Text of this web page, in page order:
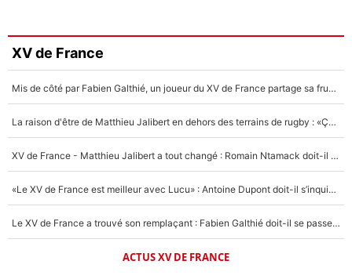
Faris Moumbagna
4%
Un autre joueur
5%
XV de France
Mis de côté par Fabien Galthié, un joueur du XV de France partage sa frustration : «ils ne me l’ont pas dit tout de suite»
La raison d'être de Matthieu Jalibert en dehors des terrains de rugby : «Ça m'atteint autant que si tu touches à un membre de ma famille»
XV de France - Matthieu Jalibert a tout changé : Romain Ntamack doit-il s’inquiéter pour sa place à un an de la Coupe du monde ?
«Le XV de France est meilleur avec Lucu» : Antoine Dupont doit-il s’inquiéter pour sa place ?
Le XV de France a trouvé son remplaçant : Fabien Galthié doit-il se passer d'Antoine Dupont ?
ACTUS XV DE FRANCE